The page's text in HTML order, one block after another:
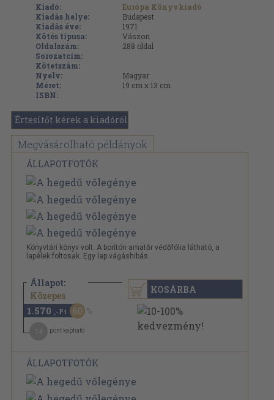
Kiadó:
Európa Könyvkiadó
Kiadás helye:
Budapest
Kiadás éve:
1971
Kötés típusa:
Vászon
Oldalszám:
288 oldal
Sorozatcím:
Kötetszám:
Nyelv:
Magyar
Méret:
19 cm x 13 cm
ISBN:
Értesítőt kérek a kiadóról
Megvásárolható példányok
ÁLLAPOTFOTÓK
Könyvtári könyv volt. A borítón amatőr védőfólia látható, a
lapélek foltosak. Egy lap vágáshibás.
Állapot:
Közepes
3.940 Ft
1.570 ,-Ft 60
pont kapható
KOSÁRBA
ÁLLAPOTFOTÓK